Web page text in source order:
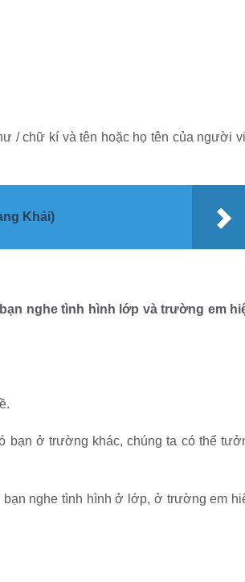
/ chữ kí và tên hoặc họ tên của người
Khải)
nghe tình hình lớp và trường em
bạn ở trường khác, chúng ta có thể
nghe tình hình ở lớp, ở trường em